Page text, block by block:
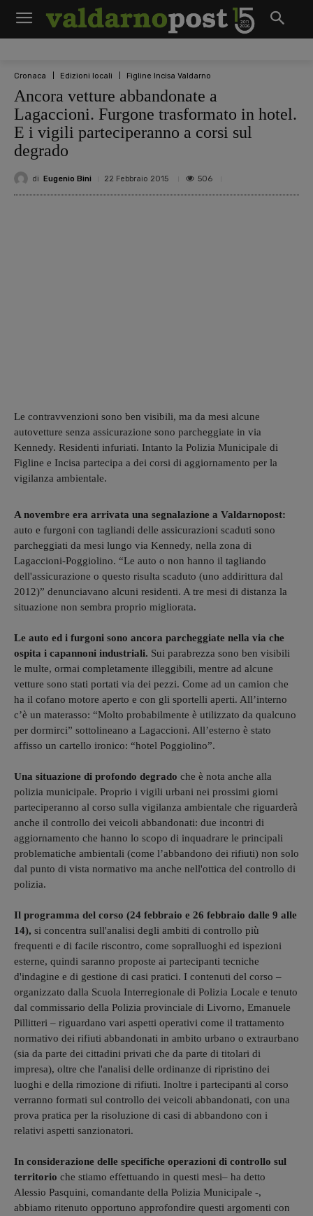
Cronaca Edizioni locali Figline Incisa Valdarno
Ancora vetture abbandonate a
Lagaccioni. Furgone trasformato in hotel.
E i vigili parteciperanno a corsi sul
degrado
di Eugenio Bini 22 Febbraio 2015 506
Le contravvenzioni sono ben visibili, ma da mesi alcune
autovetture senza assicurazione sono parcheggiate in via
Kennedy. Residenti infuriati. Intanto la Polizia Municipale di
Figline e Incisa partecipa a dei corsi di aggiornamento per la
vigilanza ambientale.
A novembre era arrivata una segnalazione a Valdarnopost:
auto e furgoni con tagliandi delle assicurazioni scaduti sono
parcheggiati da mesi lungo via Kennedy, nella zona di
Lagaccioni-Poggiolino. “Le auto o non hanno il tagliando
dell'assicurazione o questo risulta scaduto (uno addirittura dal
2012)” denunciavano alcuni residenti. A tre mesi di distanza la
situazione non sembra proprio migliorata.
Le auto ed i furgoni sono ancora parcheggiate nella via che
ospita i capannoni industriali. Sui parabrezza sono ben visibili
le multe, ormai completamente illeggibili, mentre ad alcune
vetture sono stati portati via dei pezzi. Come ad un camion che
ha il cofano motore aperto e con gli sportelli aperti. All’interno
c’è un materasso: “Molto probabilmente è utilizzato da qualcuno
per dormirci” sottolineano a Lagaccioni. All’esterno è stato
affisso un cartello ironico: “hotel Poggiolino”.
Una situazione di profondo degrado che è nota anche alla
polizia municipale. Proprio i vigili urbani nei prossimi giorni
parteciperanno al corso sulla vigilanza ambientale che riguarderà
anche il controllo dei veicoli abbandonati: due incontri di
aggiornamento che hanno lo scopo di inquadrare le principali
problematiche ambientali (come l’abbandono dei rifiuti) non solo
dal punto di vista normativo ma anche nell'ottica del controllo di
polizia.
Il programma del corso (24 febbraio e 26 febbraio dalle 9 alle
14), si concentra sull'analisi degli ambiti di controllo più
frequenti e di facile riscontro, come sopralluoghi ed ispezioni
esterne, quindi saranno proposte ai partecipanti tecniche
d'indagine e di gestione di casi pratici. I contenuti del corso –
organizzato dalla Scuola Interregionale di Polizia Locale e tenuto
dal commissario della Polizia provinciale di Livorno, Emanuele
Pillitteri – riguardano vari aspetti operativi come il trattamento
normativo dei rifiuti abbandonati in ambito urbano o extraurbano
(sia da parte dei cittadini privati che da parte di titolari di
impresa), oltre che l'analisi delle ordinanze di ripristino dei
luoghi e della rimozione di rifiuti. Inoltre i partecipanti al corso
verranno formati sul controllo dei veicoli abbandonati, con una
prova pratica per la risoluzione di casi di abbandono con i
relativi aspetti sanzionatori.
In considerazione delle specifiche operazioni di controllo sul
territorio che stiamo effettuando in questi mesi– ha detto
Alessio Pasquini, comandante della Polizia Municipale -,
abbiamo ritenuto opportuno approfondire questi argomenti con